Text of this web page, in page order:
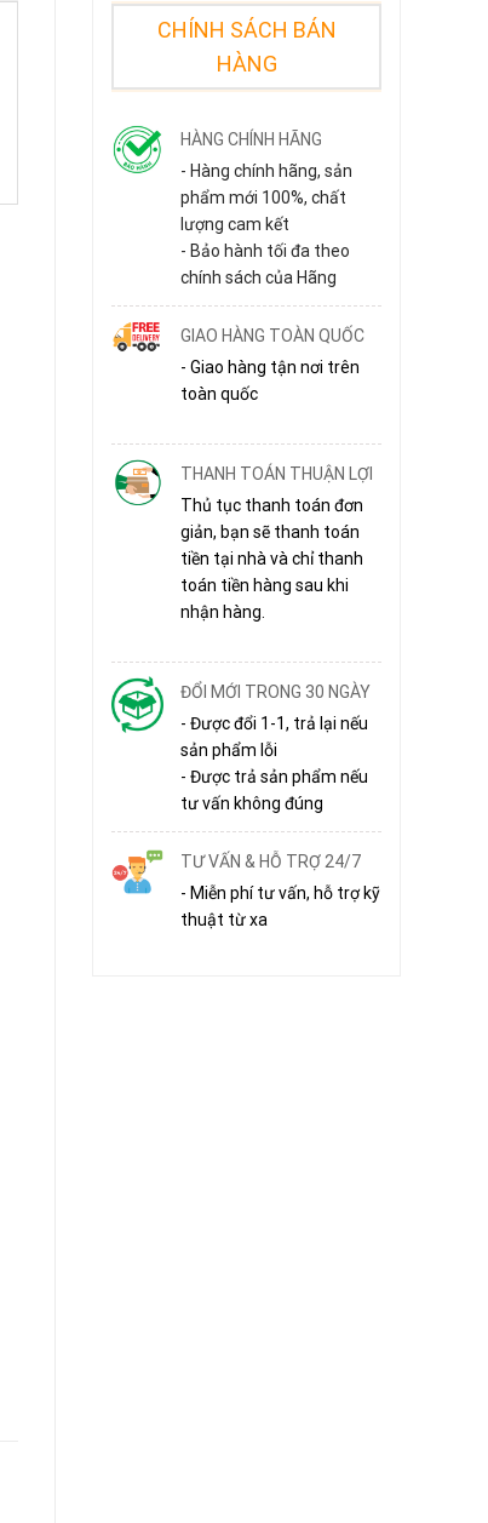
CHÍNH SÁCH BÁN
HÀNG
HÀNG CHÍNH HÃNG
- Hàng chính hãng, sản
phẩm mới 100%, chất
lượng cam kết
- Bảo hành tối đa theo
chính sách của Hãng
GIAO HÀNG TOÀN QUỐC
- Giao hàng tận nơi trên
toàn quốc
THANH TOÁN THUẬN LỢI
Thủ tục thanh toán đơn
giản, bạn sẽ thanh toán
tiền tại nhà và chỉ thanh
toán tiền hàng sau khi
nhận hàng.
ĐỔI MỚI TRONG 30 NGÀY
- Được đổi 1-1, trả lại nếu
sản phẩm lỗi
- Được trả sản phẩm nếu
tư vấn không đúng
TƯ VẤN & HỖ TRỢ 24/7
- Miễn phí tư vấn, hỗ trợ kỹ
thuật từ xa